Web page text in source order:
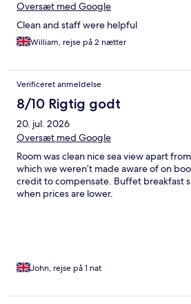
Oversæt med Google
Clean and staff were helpful
William, rejse på 2 nætter
Verificeret anmeldelse
8/10 Rigtig godt
20. jul. 2026
Oversæt med Google
Room was clean nice sea view apart
which we weren’t made aware of on
credit to compensate. Buffet breakfast
when prices are lower.
John, rejse på 1 nat